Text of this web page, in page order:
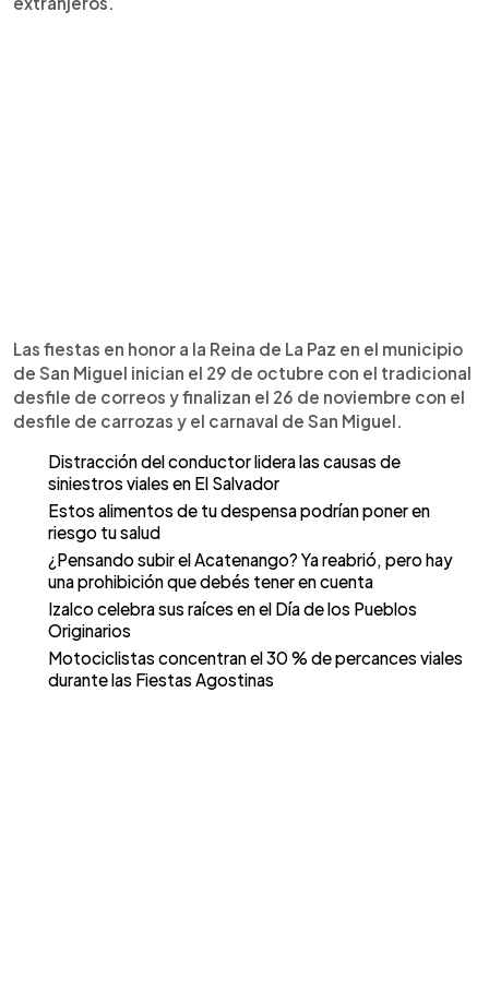
Las fiestas en honor a la Reina de La Paz en el municipio
de San Miguel inician el 29 de octubre con el tradicional
desfile de correos y finalizan el 26 de noviembre con el
desfile de carrozas y el carnaval de San Miguel.
Distracción del conductor lidera las causas de
siniestros viales en El Salvador
Estos alimentos de tu despensa podrían poner en
riesgo tu salud
¿Pensando subir el Acatenango? Ya reabrió, pero hay
una prohibición que debés tener en cuenta
Izalco celebra sus raíces en el Día de los Pueblos
Originarios
Motociclistas concentran el 30 % de percances viales
durante las Fiestas Agostinas